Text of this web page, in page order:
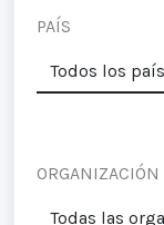
PAÍS
ORGANIZACIÓN